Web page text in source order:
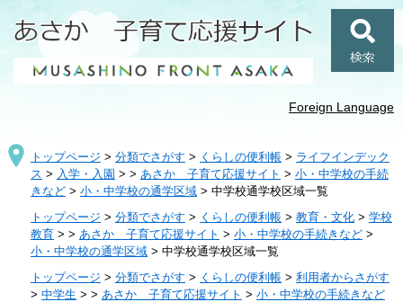
。
て
Foreign Language
トップページ > 分類でさがす > くらしの便利帳 > ライフインデック
ス > 入学・入園 > > あさか 子育て応援サイト > 小・中学校の手続
きなど> 小・中学校の通学区域> 中学校通学校区域一覧
トップページ > 分類でさがす > くらしの便利帳 > 教育・文化 > 学校
教育> > あさか 子育て応援サイト > 小・中学校の手続きなど>
小・中学校の通学区域> 中学校通学校区域一覧
トップページ > 分類でさがす > くらしの便利帳 > 利用者からさがす
> 中学生 > > あさか 子育て応援サイト > 小・中学校の手続きなど